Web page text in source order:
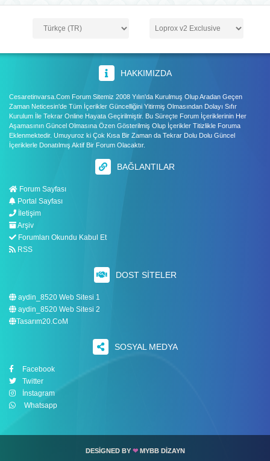
HAKKIMIZDA
Cesaretinvarsa.Com Forum Sitemiz 2008 Yılın'da Kurulmuş Olup Aradan Geçen
Zaman Neticesin'de Tüm İçerikler Güncelliğini Yitirmiş Olmasından Dolayı Sıfır
Kurulum İle Tekrar Online Hayata Geçirilmiştir. Bu Süreçte Forum İçeriklerinin Her
Aşamasının Güncel Olmasına Özen Gösterilmiş Olup İçerikler Titizlikle Foruma
Eklenmektedir. Umuyuroz ki Çok Kısa Bir Zaman da Tekrar Dolu Dolu Güncel
İçeriklerle Donatılmış Aktif Bir Forum Olacaktır.
BAĞLANTILAR
Forum Sayfası
Portal Sayfası
İletişim
Arşiv
Forumları Okundu Kabul Et
RSS
DOST SITELER
aydin_8520 Web Sitesi 1
aydin_8520 Web Sitesi 2
Tasarım20.CoM
SOSYAL MEDYA
Facebook
Twitter
İnstagram
Whatsapp
DESIGNED BY ❤MYBB DIZAYN
DESIGNED BY ❤MYBB DIZAYN
DESIGNED BY ❤MYBB DIZAYN